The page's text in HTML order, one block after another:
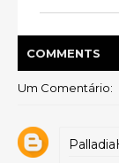
COMMENTS
Um Comentário: